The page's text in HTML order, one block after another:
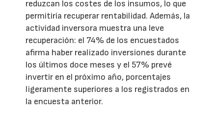
reduzcan los costes de los insumos, lo que
permitiría recuperar rentabilidad. Además, la
actividad inversora muestra una leve
recuperación: el 74% de los encuestados
afirma haber realizado inversiones durante
los últimos doce meses y el 57% prevé
invertir en el próximo año, porcentajes
ligeramente superiores a los registrados en
la encuesta anterior.